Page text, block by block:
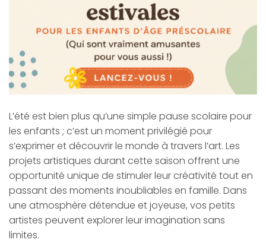
L’été est bien plus qu’une simple pause scolaire pour
les enfants ; c’est un moment privilégié pour
s’exprimer et découvrir le monde à travers l’art. Les
projets artistiques durant cette saison offrent une
opportunité unique de stimuler leur créativité tout en
passant des moments inoubliables en famille. Dans
une atmosphère détendue et joyeuse, vos petits
artistes peuvent explorer leur imagination sans
limites.